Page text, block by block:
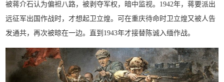
被蒋介石认为偏袒八路，被剥夺军权，暗中监视。1942年，蒋要派出
远征军出国作战时，才想起卫立煌。可在重庆待命时卫立煌又被人告
发通共，再次被晾在一边。直到1943年才接替陈诚入缅作战。